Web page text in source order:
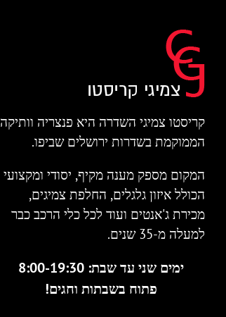
קריסטו צמיגי השדרה היא פנצריה וותיקה
הממוקמת בשדרות ירושלים שביפו.
המקום מספק מענה מקיף, יסודי ומקצועי
הכולל איזון גלגלים, החלפת צמיגים,
מכירת ג'אנטים ועוד לכל כלי הרכב כבר
למעלה מ-35 שנים.
ימים שני עד שבת: 8:00-19:30
פתוח בשבתות וחגים!